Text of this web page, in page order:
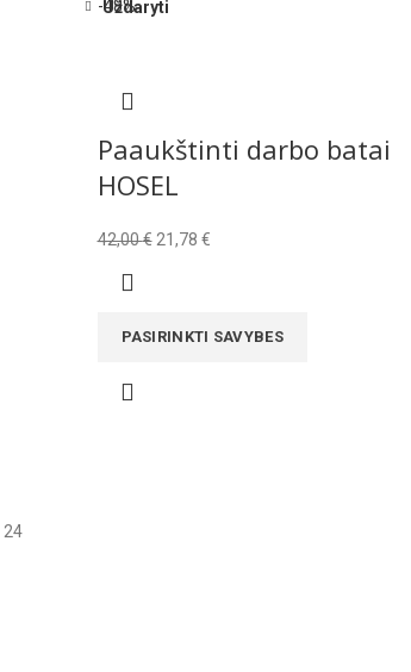
24
-48%
Uždaryti
Paaukštinti darbo batai
HOSEL
42,00€ Original
21,78 €Current
PASIRINKTI SAVYBES